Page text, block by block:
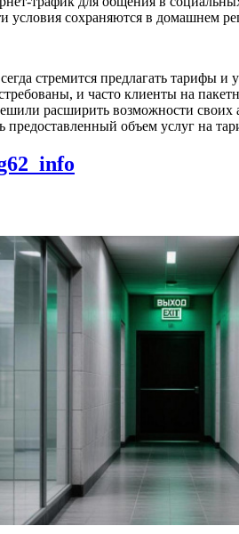
сохраняются в домашнем
стремится предлагать тарифы
и часто клиенты на
расширить возможности
объем услуг на